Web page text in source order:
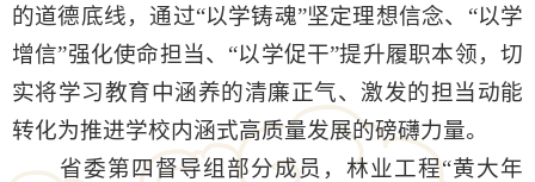
的道德底线，通过“以学铸魂”坚定理想信念、“以学
增信”强化使命担当、“以学促干”提升履职本领，切
实将学习教育中涵养的清廉正气、激发的担当动能
转化为推进学校内涵式高质量发展的磅礴力量。
省委第四督导组部分成员，林业工程“黄大年